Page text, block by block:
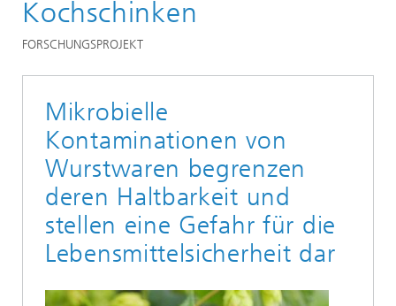
Kochschinken
FORSCHUNGSPROJEKT
Mikrobielle
Kontaminationen von
Wurstwaren begrenzen
deren Haltbarkeit und
stellen eine Gefahr für die
Lebensmittelsicherheit dar